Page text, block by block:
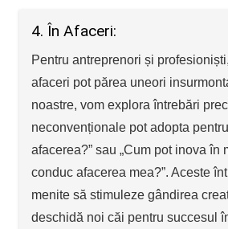
4. În Afaceri:
Pentru antreprenori și
afaceri pot părea uneori
noastre, vom explora întrebări
neconvenționale pot adopta
afacerea?” sau „Cum pot inova în
conduc afacerea mea?”. Aceste
menite să stimuleze gândirea
deschidă noi căi pentru succesul